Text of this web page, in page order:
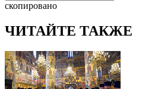
скопировано
ЧИТАЙТЕ ТАКЖЕ